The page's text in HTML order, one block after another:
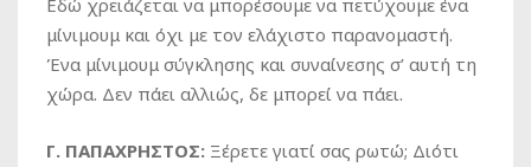
Εδώ χρειάζεται να μπορέσουμε να πετύχουμε ένα
μίνιμουμ και όχι με τον ελάχιστο παρανομαστή.
Ένα μίνιμουμ σύγκλησης και συναίνεσης σ’ αυτή τη
χώρα. Δεν πάει αλλιώς, δε μπορεί να πάει.
Γ. ΠΑΠΑΧΡΗΣΤΟΣ: Ξέρετε γιατί σας ρωτώ; Διότι